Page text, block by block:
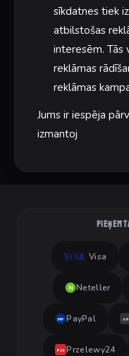
sīkdatnes tiek
atbilstošas
interesēm. Tās
reklāmas
reklāmas
Jums ir iespēja
izmantoj
Visa
N Neteller
PP PayPal AP
P24 Przelewy24